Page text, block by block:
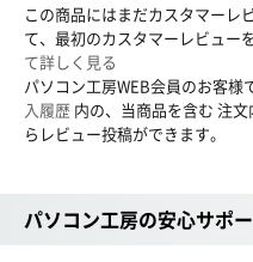
この商品にはまだカスタマーレ
て、最初のカスタマーレビュー
て詳しく見る
パソコン工房WEB会員のお客
入履歴 内の、当商品を含む 注
らレビュー投稿ができます。
パソコン工房の安心サポ